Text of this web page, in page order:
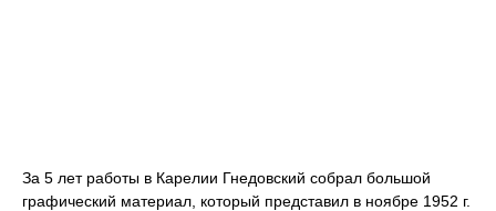
За 5 лет работы в Карелии Гнедовский собрал большой
графический материал, который представил в ноябре 1952 г.